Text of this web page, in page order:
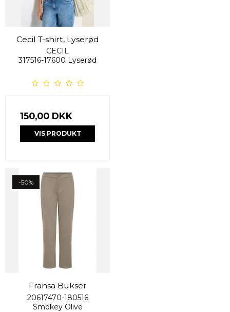
Cecil T-shirt, Lyserød
CECIL
317516-17600 Lyserød
150,00 DKK
VIS PRODUKT
-50%
Fransa Bukser
20617470-180516
Smokey Olive